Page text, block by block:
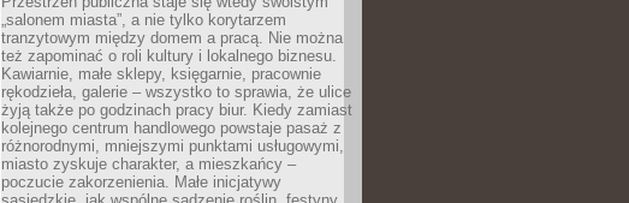
„salonem miasta”, a nie tylko korytarzem
tranzytowym między domem a pracą. Nie można
też zapominać o roli kultury i lokalnego biznesu.
Kawiarnie, małe sklepy, księgarnie, pracownie
rękodzieła, galerie – wszystko to sprawia, że ulice
żyją także po godzinach pracy biur. Kiedy zamiast
kolejnego centrum handlowego powstaje pasaż z
różnorodnymi, mniejszymi punktami usługowymi,
miasto zyskuje charakter, a mieszkańcy –
poczucie zakorzenienia. Małe inicjatywy